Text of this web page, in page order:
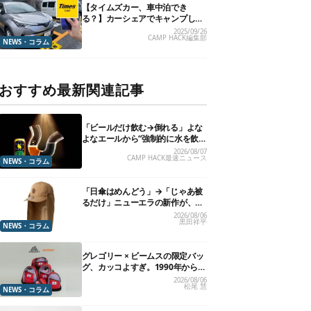
NEWS・コラム
【タイムズカー、車中泊でき
る？】カーシェアでキャンプした
いので、直接聞いてみました2025/09/26
CAMP HACK編集部
すすめ最新関連記事
NEWS・コラム
「ビールだけ飲む→倒れる」よな
よなエールから“強制的に水を飲
2026/08/07
CAMP HACK最速ニュース
NEWS・コラム
「日傘はめんどう」→「じゃあ被
るだけ」ニューエラの新作が、真
2026/08/06
黒田祥平
NEWS・コラム
グレゴリー × ビームスの限定バッ
グ、カッコよすぎ。1990年から“3
年のみ使用”されていた、紫タグ
2026/08/06
松尾 慧